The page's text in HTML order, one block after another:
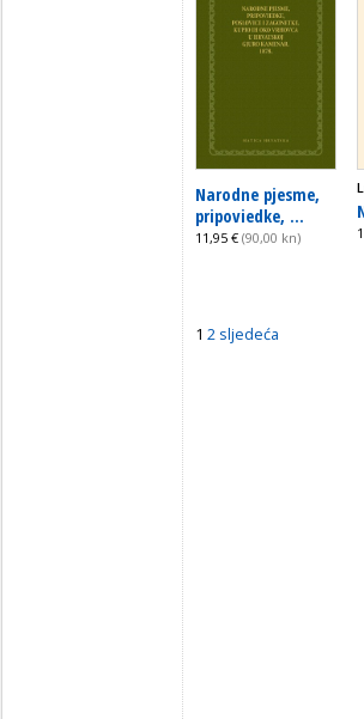
Narodne pjesme,
pripoviedke, ...
11,95 € (90,00 kn)
1 2 sljedeća